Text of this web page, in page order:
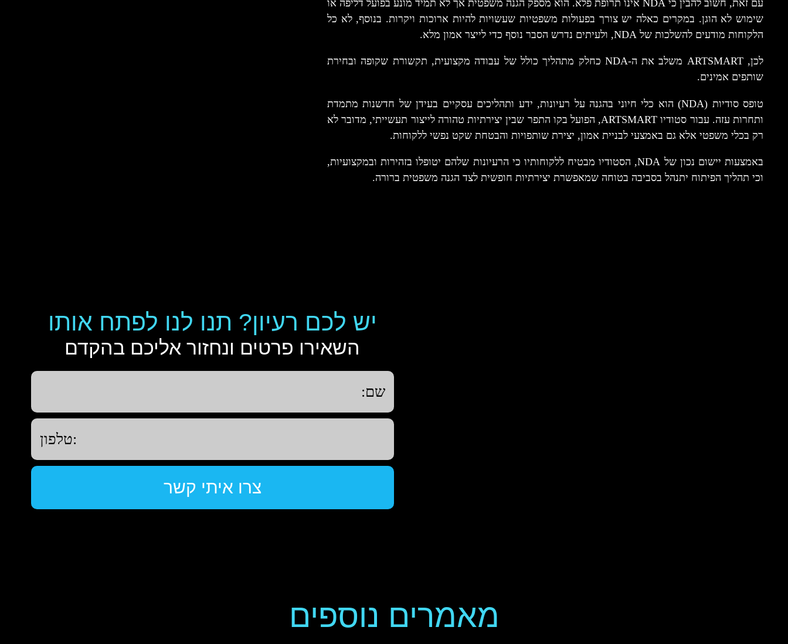
עם זאת, חשוב להבין כי NDA אינו תרופת פלא. הוא מספק הגנה משפטית אך לא תמיד מונע בפועל דליפה או
שימוש לא הוגן. במקרים כאלה יש צורך בפעולות משפטיות שעשויות להיות ארוכות ויקרות. בנוסף, לא כל
הלקוחות מודעים להשלכות של NDA, ולעיתים נדרש הסבר נוסף כדי לייצר אמון מלא.
לכן, ARTSMART משלב את ה-NDA כחלק מתהליך כולל של עבודה מקצועית, תקשורת שקופה ובחירת
שותפים אמינים.
טופס סודיות (NDA) הוא כלי חיוני בהגנה על רעיונות, ידע ותהליכים עסקיים בעידן של חדשנות מתמדת
ותחרות עזה. עבור סטודיו ARTSMART, הפועל בקו התפר שבין יצירתיות טהורה לייצור תעשייתי, מדובר לא
רק בכלי משפטי אלא גם באמצעי לבניית אמון, יצירת שותפויות והבטחת שקט נפשי ללקוחות.
באמצעות יישום נכון של NDA, הסטודיו מבטיח ללקוחותיו כי הרעיונות שלהם יטופלו בזהירות ובמקצועיות,
וכי תהליך הפיתוח יתנהל בסביבה בטוחה שמאפשרת יצירתיות חופשית לצד הגנה משפטית ברורה.
יש לכם רעיון? תנו לנו לפתח אותו
השאירו פרטים ונחזור אליכם בהקדם
מאמרים נוספים